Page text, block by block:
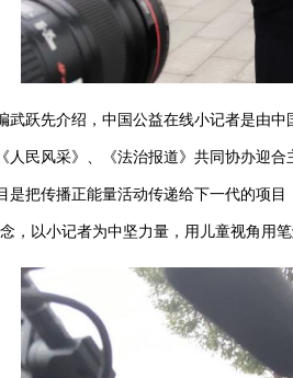
武跃先介绍，中国公益在线小记者是由
人民风采》、《法治报道》共同协办迎
是把传播正能量活动传递给下一代的项
，以小记者为中坚力量，用儿童视角用